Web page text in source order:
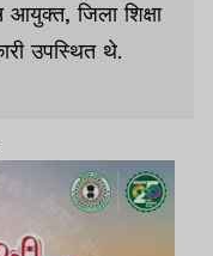
आयुक्त, जिला शिक्षा
उपस्थित थे.